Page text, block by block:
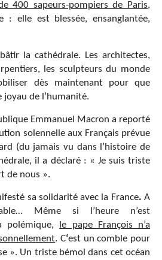
400 sapeurs-pompiers de Paris,
: elle est blessée, ensanglantée,
la cathédrale. Les architectes,
les sculpteurs du monde
dès maintenant pour que
joyau de l’humanité.
Emmanuel Macron a reporté
solennelle aux Français prévue
(du jamais vu dans l’histoire de
il a déclaré : « Je suis triste
de nous ».
sa solidarité avec la France.A
Même si l’heure n’est
polémique,
le pape François n’a
. C‘est un comble pour
». Un triste bémol dans cet océan